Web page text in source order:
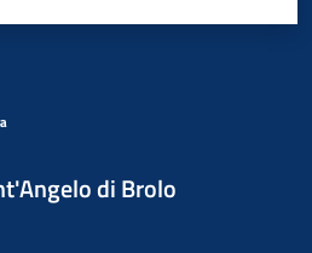
su 5
su 5
5
di Brolo